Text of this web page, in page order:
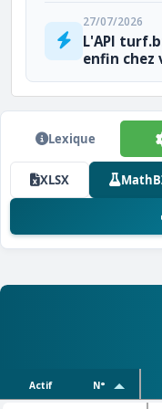
27/07/2026
L'API
enfin chez
Lexique
XLSX
Actif N°